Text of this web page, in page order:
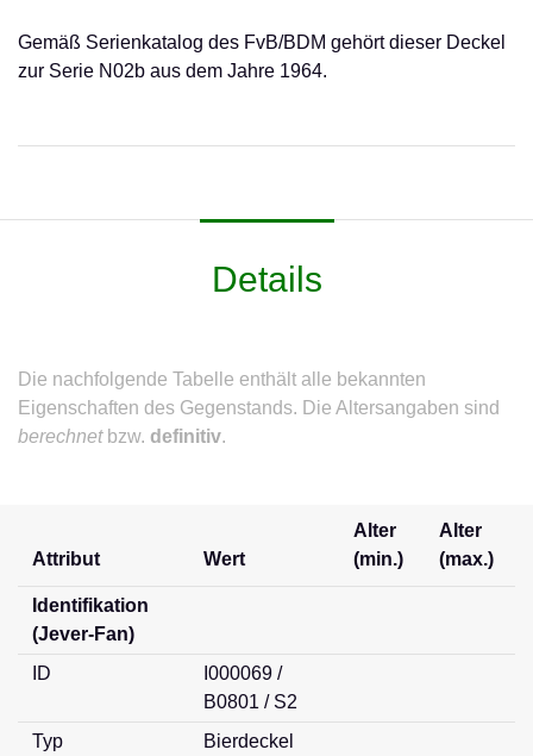
Gemäß Serienkatalog des FvB/BDM gehört dieser Deckel
zur Serie N02b aus dem Jahre 1964.
Details
Die nachfolgende Tabelle enthält alle bekannten
Eigenschaften des Gegenstands. Die Altersangaben sind
berechnetbzw. definitiv.
Attribut Wert
Alter
(min.)
Alter
(max.)
Identifikation
(Jever-Fan)
ID
I000069 /
B0801 / S2
Typ
Bierdeckel